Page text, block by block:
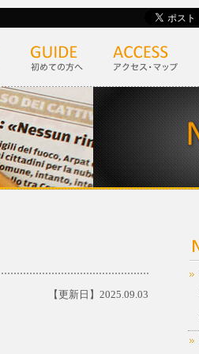
【更新日】2025.09.03